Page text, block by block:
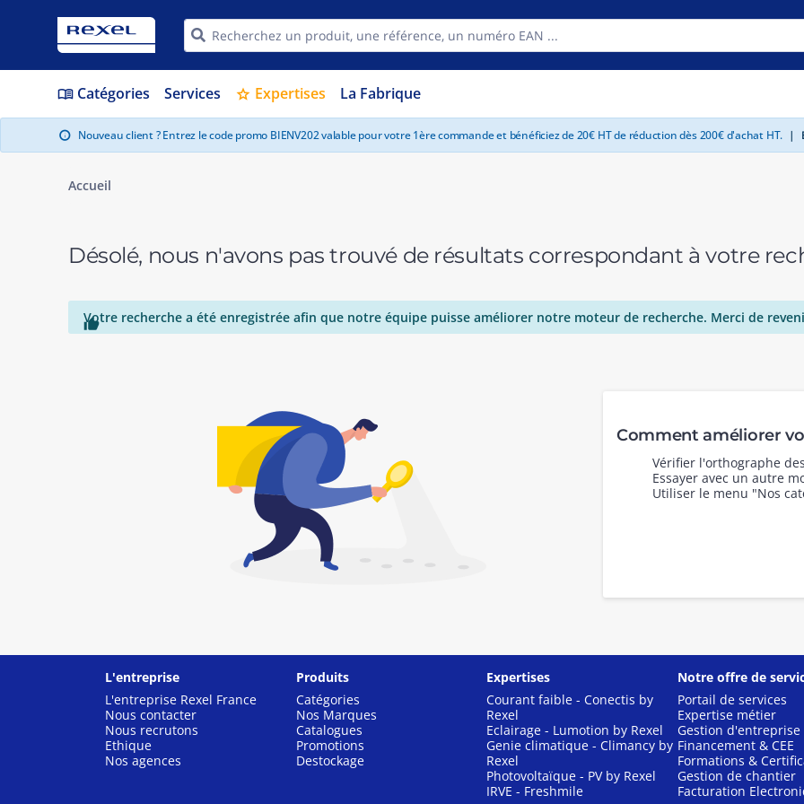
menu_book Catégories Services star Expertises La Fabrique
info Nouveau client ? Entrez le code promo BIENV202 valable pour votre 1ère commande et bénéficiez de 20€ HT de réduction dès 200€ d'achat HT. |
Accueil
Désolé, nous n'avons pas trouvé de résultats correspondant à votre

Votre recherche a été enregistrée afin que notre équipe puisse améliorer notre moteur de recherche. Merci de
Comment améliorer
Vérifier l'orthographe
Essayer avec un autre
Utiliser le menu "Nos
L'entreprise
L'entreprise Rexel France
Nous contacter
Nous recrutons
Ethique
Nos agences
Produits
Catégories
Nos Marques
Catalogues
Promotions
Destockage
Expertises
Courant faible - Conectis by
Rexel
Eclairage - Lumotion by Rexel
Genie climatique - Climancy by
Rexel
Photovoltaïque - PV by Rexel
IRVE - Freshmile
Notre offre de
Portail de services
Expertise métier
Gestion d'entreprise
Financement & CEE
Formations &
Gestion de chantier
Facturation